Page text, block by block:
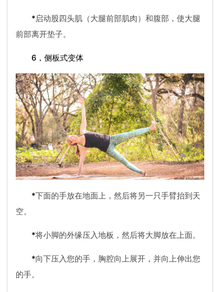
*启动股四头肌（大腿前部肌肉）和腹部，使大腿
前部离开垫子。
6，侧板式变体
*下面的手放在地面上，然后将另一只手臂抬到天
空。
*将小脚的外缘压入地板，然后将大脚放在上面。
*向下压入您的手，胸腔向上展开，并向上伸出您
的手。